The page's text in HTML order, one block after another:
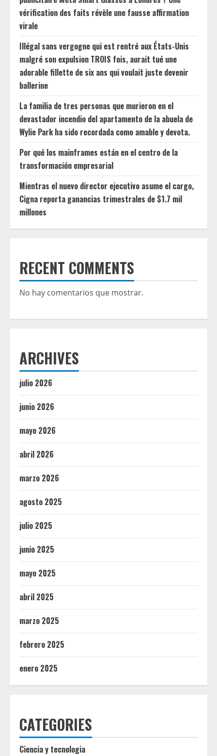
vérification des faits révèle une fausse affirmation
virale
Illégal sans vergogne qui est rentré aux États-Unis
malgré son expulsion TROIS fois, aurait tué une
adorable fillette de six ans qui voulait juste devenir
ballerine
La familia de tres personas que murieron en el
devastador incendio del apartamento de la abuela de
Wylie Park ha sido recordada como amable y devota.
Por qué los mainframes están en el centro de la
transformación empresarial
Mientras el nuevo director ejecutivo asume el cargo,
Cigna reporta ganancias trimestrales de $1.7 mil
millones
RECENT COMMENTS
No hay comentarios que mostrar.
ARCHIVES
julio 2026
junio 2026
mayo 2026
abril 2026
marzo 2026
agosto 2025
julio 2025
junio 2025
mayo 2025
abril 2025
marzo 2025
febrero 2025
enero 2025
CATEGORIES
Ciencia y tecnologia